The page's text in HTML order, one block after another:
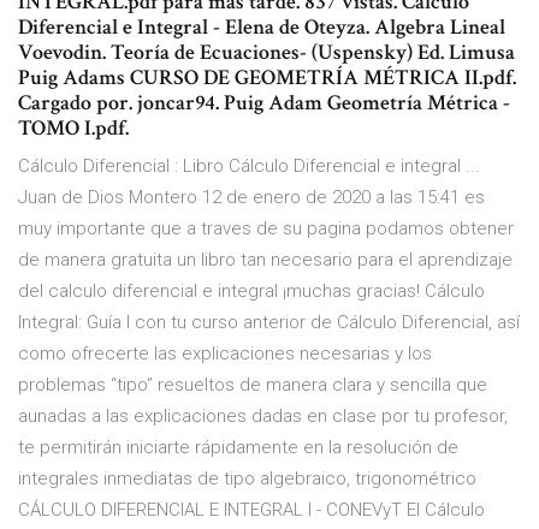
Diferencial e Integral - Elena de Oteyza. Algebra Lineal
Voevodin. Teoría de Ecuaciones- (Uspensky) Ed. Limusa
Puig Adams CURSO DE GEOMETRÍA MÉTRICA II.pdf.
Cargado por. joncar94. Puig Adam Geometría Métrica -
TOMO I.pdf.
Cálculo Diferencial : Libro Cálculo Diferencial e integral ...
Juan de Dios Montero 12 de enero de 2020 a las 15:41 es
muy importante que a traves de su pagina podamos obtener
de manera gratuita un libro tan necesario para el aprendizaje
del calculo diferencial e integral ¡muchas gracias! Cálculo
Integral: Guía I con tu curso anterior de Cálculo Diferencial, así
como ofrecerte las explicaciones necesarias y los
problemas “tipo” resueltos de manera clara y sencilla que
aunadas a las explicaciones dadas en clase por tu profesor,
te permitirán iniciarte rápidamente en la resolución de
integrales inmediatas de tipo algebraico, trigonométrico
CÁLCULO DIFERENCIAL E INTEGRAL I - CONEVyT El Cálculo